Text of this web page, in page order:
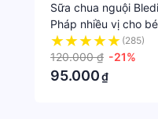
Sữa chua nguội
Pháp nhiều vị cho
Goodbabyvn (285)
120.000 ₫ -21%
95.000₫